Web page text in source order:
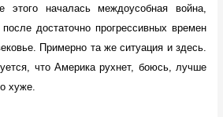
этого началась междоусобная война,
достаточно прогрессивных времен
Примерно та же ситуация и здесь.
что Америка рухнет, боюсь, лучше
хуже.